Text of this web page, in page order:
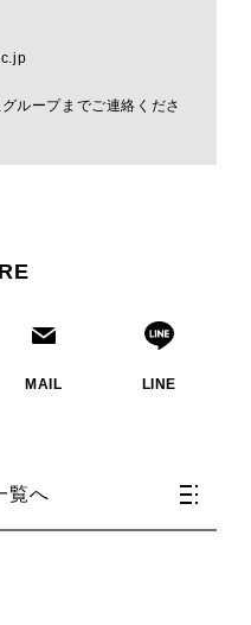
ループまでご連絡くださ
MAIL LINE
覧へ